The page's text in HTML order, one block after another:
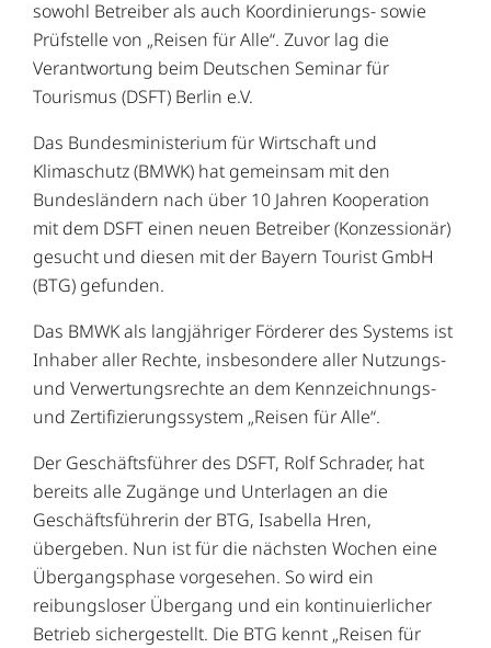
sowohl Betreiber als auch Koordinierungs- sowie
Prüfstelle von „Reisen für Alle“. Zuvor lag die
Verantwortung beim Deutschen Seminar für
Tourismus (DSFT) Berlin e.V.
Das Bundesministerium für Wirtschaft und
Klimaschutz (BMWK) hat gemeinsam mit den
Bundesländern nach über 10 Jahren Kooperation
mit dem DSFT einen neuen Betreiber (Konzessionär)
gesucht und diesen mit der Bayern Tourist GmbH
(BTG) gefunden.
Das BMWK als langjähriger Förderer des Systems ist
Inhaber aller Rechte, insbesondere aller Nutzungs-
und Verwertungsrechte an dem Kennzeichnungs-
und Zertifizierungssystem „Reisen für Alle“.
Der Geschäftsführer des DSFT, Rolf Schrader, hat
bereits alle Zugänge und Unterlagen an die
Geschäftsführerin der BTG, Isabella Hren,
übergeben. Nun ist für die nächsten Wochen eine
Übergangsphase vorgesehen. So wird ein
reibungsloser Übergang und ein kontinuierlicher
Betrieb sichergestellt. Die BTG kennt „Reisen für